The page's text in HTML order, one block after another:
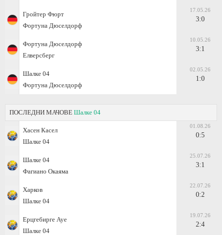
Гройтер Фюрт
Фортуна Дюселдорф
17.05.26
3:0
Фортуна Дюселдорф
Елверсберг
10.05.26
3:1
Шалке 04
Фортуна Дюселдорф
02.05.26
1:0
ПОСЛЕДНИ МАЧОВЕ Шалке 04
Хасен Касел
Шалке 04
01.08.26
0:5
Шалке 04
Фагиано Окаяма
25.07.26
3:1
Харков
Шалке 04
22.07.26
0:2
Ерцгебирге Ауе
Шалке 04
19.07.26
2:4